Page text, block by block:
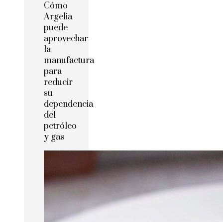
Cómo
Argelia
puede
aprovechar
la
manufactura
para
reducir
su
dependencia
del
petróleo
y gas